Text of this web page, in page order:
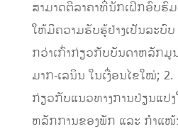
ສາມາດຕີລາຄາທີ່ນັກເຝິກອົບຮົ
ໃຫ້ມີຄວາມຮັບຮູ້ຢ່າງເປັນລະບົບ
ກວ່າເກົ່າກ່ຽວກັບບັນດາຫລັກມູ
ມາກ-ເລນິນ ໃນເງື່ອນໄຂໃໝ່; 2.
ກ່ຽວກັບແນວທາງການປ່ຽນແປ
ຫລັກການຂອງພັກ ແລະ ກໍາແ